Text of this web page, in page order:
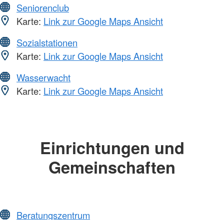
Seniorenclub
Karte: Link zur Google Maps Ansicht
Sozialstationen
Karte: Link zur Google Maps Ansicht
Wasserwacht
Karte: Link zur Google Maps Ansicht
Einrichtungen und
Gemeinschaften
Beratungszentrum